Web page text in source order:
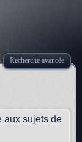
Recherche avancée
aux sujets de